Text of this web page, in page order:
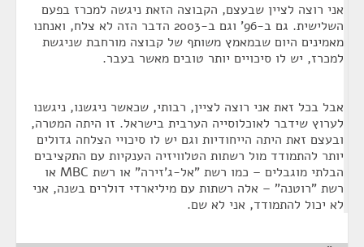
אני רוצה לציין שבעצם, הקבוצה הזאת ניגשה למכרז בפעם
השלישית. גם ב-96' וגם ב-2003 הדבר הזה לא צלח, ואנחנו
מאמינים היום שבמאמץ משותף של קבוצה מורחבת שניגשת
למכרז, יש לו סיכויים יותר טובים מאשר בעבר.
אבל בכל זאת אני רוצה לציין, רבותי, שכאשר ניגשנו, ניגשנו
לערוץ שידבר לאוכלוסייה הערבית בישראל. זו היתה המטרה,
ובעצם זאת היתה הייחודיות וגם יש לו סיכויי הצלחה גדולים
יותר להתמודד מול רשתות הטלוויזיה הענקיות עם התקציבים
הבלתי מוגבלים – כמו רשת "אל-ג'זירה" או רשת MBC או
רשת "רוטנה" – אלה רשתות עם מיליארדי דולרים בשנה, אני
לא יכול להתמודד, אני לא שם.